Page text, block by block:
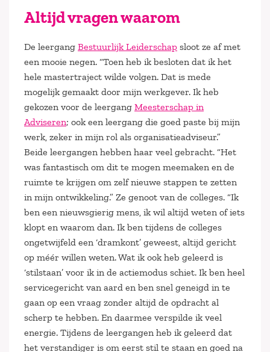
Altijd vragen waarom
De leergang Bestuurlijk Leiderschap sloot ze af met
een mooie negen. “Toen heb ik besloten dat ik het
hele mastertraject wilde volgen. Dat is mede
mogelijk gemaakt door mijn werkgever. Ik heb
gekozen voor de leergang Meesterschap in
Adviseren; ook een leergang die goed paste bij mijn
werk, zeker in mijn rol als organisatieadviseur.”
Beide leergangen hebben haar veel gebracht. “Het
was fantastisch om dit te mogen meemaken en de
ruimte te krijgen om zelf nieuwe stappen te zetten
in mijn ontwikkeling.” Ze genoot van de colleges. “Ik
ben een nieuwsgierig mens, ik wil altijd weten of iets
klopt en waarom dan. Ik ben tijdens de colleges
ongetwijfeld een ‘dramkont’ geweest, altijd gericht
op méér willen weten. Wat ik ook heb geleerd is
‘stilstaan’ voor ik in de actiemodus schiet. Ik ben heel
servicegericht van aard en ben snel geneigd in te
gaan op een vraag zonder altijd de opdracht al
scherp te hebben. En daarmee verspilde ik veel
energie. Tijdens de leergangen heb ik geleerd dat
het verstandiger is om eerst stil te staan en goed na